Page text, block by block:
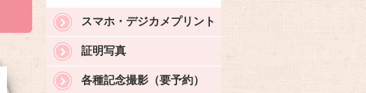
スマホ・デジカメプリント
証明写真
各種記念撮影（要予約）